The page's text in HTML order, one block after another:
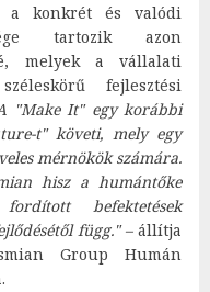
a konkrét és valódi
tartozik azon
melyek a vállalati
fejlesztési
"Make It" egy korábbi
t" követi, mely egy
mérnökök számára.
hisz a humántőke
befektetések
függ." – állítja
Group Humán